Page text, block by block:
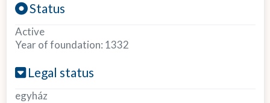
Status
Active
Year of foundation: 1332
Legal status
egyház